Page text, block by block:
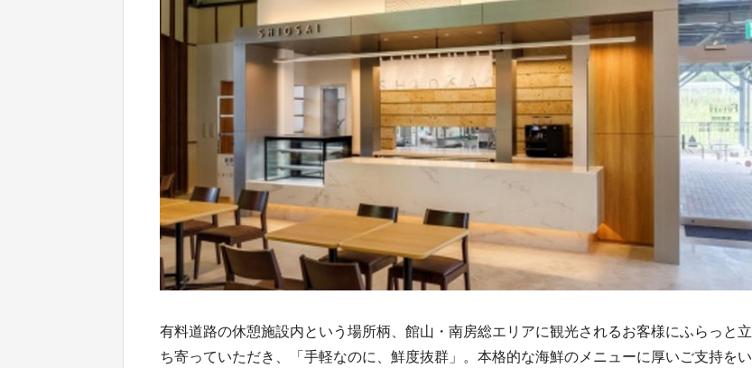
有料道路の休憩施設内という場所柄、館山・南房総エリアに観光されるお客様にふらっと立
ち寄っていただき、「手軽なのに、鮮度抜群」。本格的な海鮮のメニューに厚いご支持をい